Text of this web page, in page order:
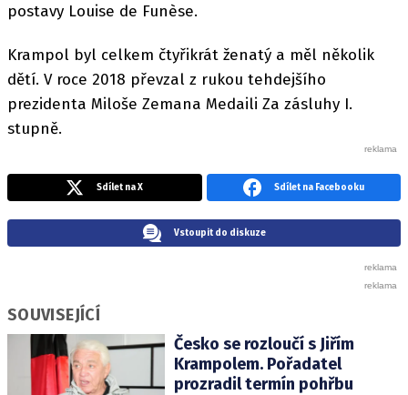
postavy Louise de Funèse.
Krampol byl celkem čtyřikrát ženatý a měl několik
dětí. V roce 2018 převzal z rukou tehdejšího
prezidenta Miloše Zemana Medaili Za zásluhy I.
stupně.
Sdílet na X Sdílet na Facebooku
Vstoupit do diskuze
SOUVISEJÍCÍ
Česko se rozloučí s Jiřím
Krampolem. Pořadatel
prozradil termín pohřbu